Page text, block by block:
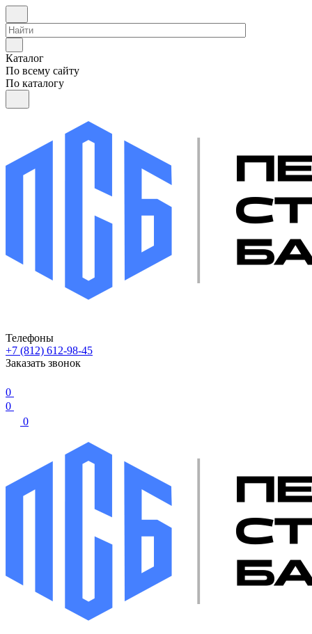
Каталог
По всему сайту
По каталогу
Телефоны
+7 (812) 612-98-45
Заказать звонок
0
0
0